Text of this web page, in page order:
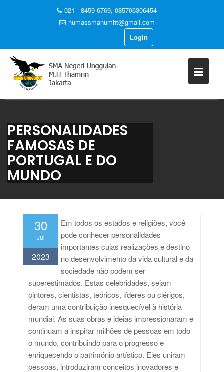
Skip
content
021 - 8459 6769, 085706306454
humassmanumht@gmail.com
Login
PERSONALIDADES
FAMOSAS DE
PORTUGAL E DO
MUNDO
30
Jul
2023
Em todos os estados e religiões, você
pode conhecer personalidades
importantes cujas realizações e destino
no desenvolvimento da vida cultural e da
sociedade não podem ser
superestimados. Estas celebridades, sejam
pintores, cientistas, teóricos, líderes ou clérigos,
deram uma contribuição inesquecível à história
mundial. As suas obras e ideias impressionaram e
continuam a inspirar milhões de pessoas em todo
o mundo, contribuindo para o progresso e
enriquecendo o património artístico. Eles uniram
pessoas, introduziram conceitos inovadores e